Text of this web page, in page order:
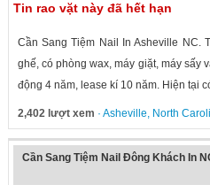
Tin rao vặt này đã hết hạn
Cần Sang Tiệm Nail In Asheville NC.
ghế, có phòng wax, máy giặt, máy sấy
động 4 năm, lease kí 10 năm. Hiện tại
2,402 lượt xem · Asheville, North
Cần Sang Tiệm Nail Đông Khách In